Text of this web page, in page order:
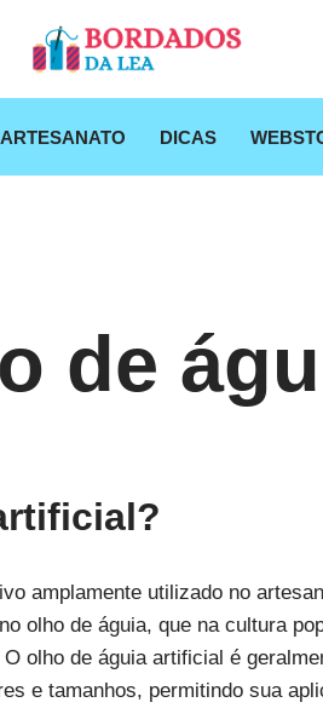
ARTESANATO DICAS
de
amplamente utilizado no
olho de águia, que na cultura
olho de águia artificial é
e tamanhos, permitindo sua